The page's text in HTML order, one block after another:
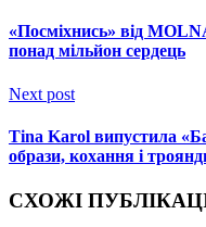
«Посміхнись» від
понад мільйон сердець
Next post
Tina Karol випустила
образи, кохання і
СХОЖІ